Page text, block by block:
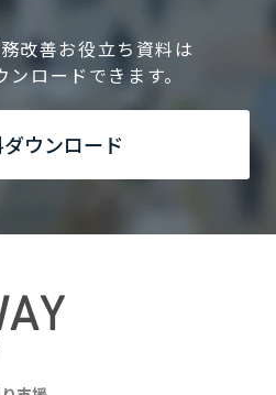
改善お役立ち資料は
ロードできます。
ウンロード